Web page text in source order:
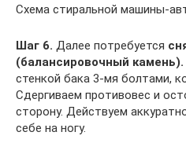
Схема стиральной машины-
Шаг 6. Далее потребуется
(балансировочный камень).
стенкой бака 3-мя болтами,
Сдергиваем противовес и
сторону. Действуем
себе на ногу.